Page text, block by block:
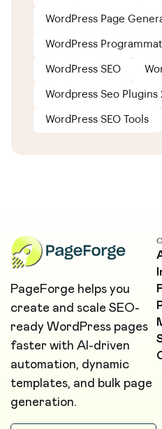
WordPress Page
WordPress
WordPress SEO
Wordpress Seo Plugins
WordPress SEO Tools
PageForge helps you
create and scale SEO-
ready WordPress pages
faster with AI-driven
automation, dynamic
templates, and bulk page
generation.